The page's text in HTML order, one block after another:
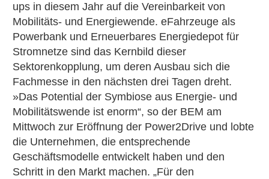
ups in diesem Jahr auf die Vereinbarkeit von
Mobilitäts- und Energiewende. eFahrzeuge als
Powerbank und Erneuerbares Energiedepot für
Stromnetze sind das Kernbild dieser
Sektorenkopplung, um deren Ausbau sich die
Fachmesse in den nächsten drei Tagen dreht.
»Das Potential der Symbiose aus Energie- und
Mobilitätswende ist enorm“, so der BEM am
Mittwoch zur Eröffnung der Power2Drive und lobte
die Unternehmen, die entsprechende
Geschäftsmodelle entwickelt haben und den
Schritt in den Markt machen. „Für den